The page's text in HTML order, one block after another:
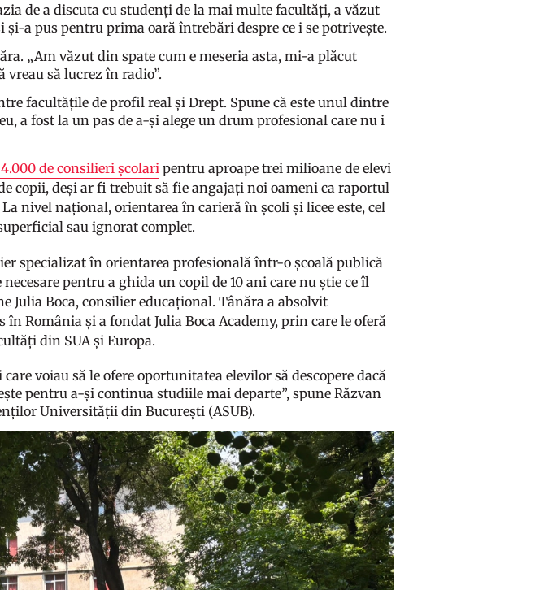
de a discuta cu studenți de la mai multe facultăți, a văzut
a pus pentru prima oară întrebări despre ce i se potrivește.
„Am văzut din spate cum e meseria asta, mi-a plăcut
să lucrez în radio”.
facultățile de profil real și Drept. Spune că este unul dintre
a fost la un pas de a-și alege un drum profesional care nu i
de consilieri școlari pentru aproape trei milioane de elevi
copii, deși ar fi trebuit să fie angajați noi oameni ca raportul
nivel național, orientarea în carieră în școli și licee este, cel
sau ignorat complet.
specializat în orientarea profesională într-o școală publică
pentru a ghida un copil de 10 ani care nu știe ce îl
Julia Boca, consilier educațional. Tânăra a absolvit
în România și a fondat Julia Boca Academy, prin care le oferă
din SUA și Europa.
voiau să le ofere oportunitatea elevilor să descopere dacă
pentru a-și continua studiile mai departe”, spune Răzvan
Universității din București (ASUB).